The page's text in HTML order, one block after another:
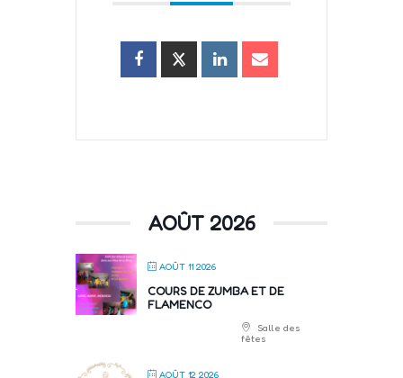
AOÛT 2026
AOÛT 11 2026
COURS DE ZUMBA ET DE
FLAMENCO
Salle des
fêtes
AOÛT 12 2026